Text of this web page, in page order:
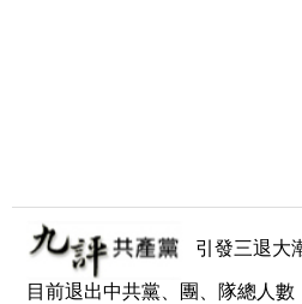
引發三退大
目前退出中共黨、團、隊總人數